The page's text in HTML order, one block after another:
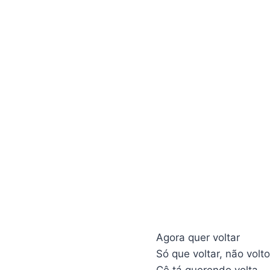
Agora quer voltar
Só que voltar, não